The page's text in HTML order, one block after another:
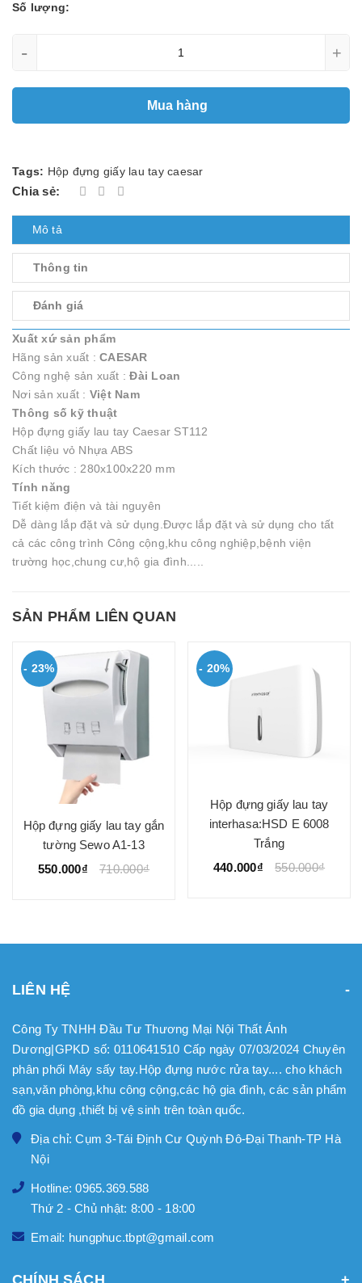
Số lượng:
- +
Mua hàng
Tags: Hộp đựng giấy lau tay caesar
Chia sẻ:
Mô tả
Thông tin
Đánh giá
Xuất xứ sản phẩm
Hãng sản xuất : CAESAR
Công nghệ sản xuất :Đài Loan
Nơi sản xuất : Việt Nam
Thông số kỹ thuật
Hộp đựng giấy lau tay Caesar ST112
Chất liệu vỏ Nhựa ABS
Kích thước : 280x100x220 mm
Tính năng
Tiết kiệm điện và tài nguyên
Dễ dàng lắp đặt và sử dụng.Được lắp đặt và sử dụng cho tất
cả các công trình Công cộng,khu công nghiệp,bệnh viện
trường học,chung cư,hộ gia đình.....
SẢN PHẨM LIÊN QUAN
- 23%
Hộp đựng giấy lau tay gắn
tường Sewo A1-13
550.000₫
710.000₫
- 20%
Hộp đựng giấy lau tay
interhasa:HSD E 6008
Trắng
440.000₫
550.000₫
LIÊN HỆ
Công Ty TNHH Đầu Tư Thương Mại Nội Thất Ánh
Dương|GPKD số: 0110641510 Cấp ngày 07/03/2024 Chuyên
phân phối Máy sấy tay.Hộp đựng nước rửa tay.... cho khách
sạn,văn phòng,khu công cộng,các hộ gia đình, các sản phẩm
đồ gia dụng ,thiết bị vệ sinh trên toàn quốc.
Địa chỉ: Cụm 3-Tái Định Cư Quỳnh Đô-Đại Thanh-TP Hà
Nội
Hotline: 0965.369.588
Thứ 2 - Chủ nhật: 8:00 - 18:00
Email: hungphuc.tbpt@gmail.com
CHÍNH SÁCH